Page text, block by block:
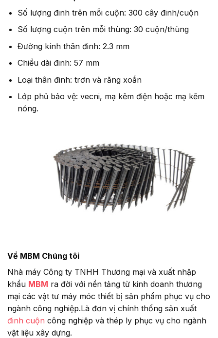
Số lượng đinh trên mỗi cuộn: 300 cây đinh/cuộn
Số lượng cuộn trên mỗi thùng: 30 cuộn/thùng
Đường kính thân đinh: 2.3 mm
Chiều dài đinh: 57 mm
Loại thân đinh: trơn và răng xoắn
Lớp phủ bảo vệ: vecni, mạ kẽm điện hoặc mạ kẽm
nóng.
Về MBM Chúng tôi
Nhà máy Công ty TNHH Thương mại và xuất nhập
khẩu MBM ra đời với nền tảng từ kinh doanh thương
mại các vật tư máy móc thiết bị sản phẩm phục vụ cho
ngành công nghiệp.Là đơn vị chính thống sản xuất
đinh cuộn công nghiệp và thép ly phục vụ cho ngành
vật liệu xây dựng.